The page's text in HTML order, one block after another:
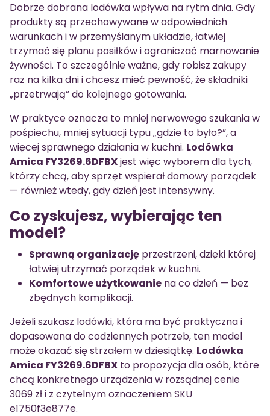
Dobrze dobrana lodówka wpływa na rytm dnia. Gdy
produkty są przechowywane w odpowiednich
warunkach i w przemyślanym układzie, łatwiej
trzymać się planu posiłków i ograniczać marnowanie
żywności. To szczególnie ważne, gdy robisz zakupy
raz na kilka dni i chcesz mieć pewność, że składniki
„przetrwają” do kolejnego gotowania.
W praktyce oznacza to mniej nerwowego szukania w
pośpiechu, mniej sytuacji typu „gdzie to było?”, a
więcej sprawnego działania w kuchni. Lodówka
Amica FY3269.6DFBXjest więc wyborem dla tych,
którzy chcą, aby sprzęt wspierał domowy porządek
— również wtedy, gdy dzień jest intensywny.
Co zyskujesz, wybierając ten
model?
Sprawną organizację przestrzeni, dzięki której
łatwiej utrzymać porządek w kuchni.
Komfortowe użytkowanie na co dzień — bez
zbędnych komplikacji.
Jeżeli szukasz lodówki, która ma być praktyczna i
dopasowana do codziennych potrzeb, ten model
może okazać się strzałem w dziesiątkę. Lodówka
Amica FY3269.6DFBX to propozycja dla osób, które
chcą konkretnego urządzenia w rozsądnej cenie
3069 zł i z czytelnym oznaczeniem SKU
e1750f3e877e.